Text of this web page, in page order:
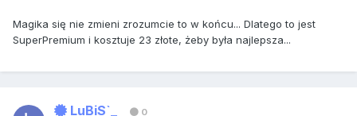
Magika się nie zmieni zrozumcie to w końcu... Dlatego to jest
SuperPremium i kosztuje 23 złote, żeby była najlepsza...
LuBiS`_ 0